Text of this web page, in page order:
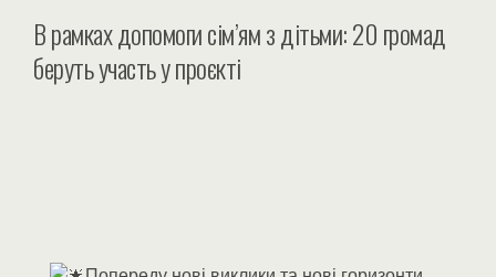
В рамках допомоги сім’ям з дітьми: 20 громад
беруть участь у проєкті